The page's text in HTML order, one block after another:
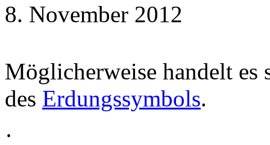
8. November 2012
Möglicherweise handelt es
des Erdungssymbols.
·